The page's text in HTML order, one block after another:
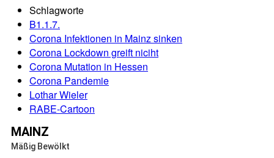
Schlagworte
B1.1.7.
Corona Infektionen in Mainz sinken
Corona Lockdown greift niciht
Corona Mutation in Hessen
Corona Pandemie
Lothar Wieler
RABE-Cartoon
MAINZ
Mäßig Bewölkt